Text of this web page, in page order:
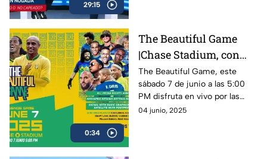
29:15
0:34
The Beautiful Game
|Chase Stadium, con
Ronaldinho y Roberto
Carlos | 7 de junio a las
5:00 PM
The Beautiful Game, este
sábado 7 de junio a las 5:00
PM disfruta en vivo por las
plataformas de Azteca
04 junio, 2025